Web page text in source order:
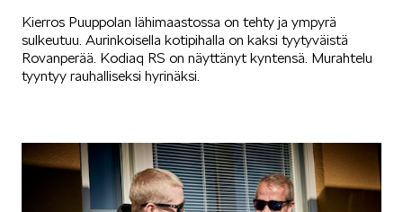
Kierros Puuppolan lähimaastossa on tehty ja ympyrä
sulkeutuu. Aurinkoisella kotipihalla on kaksi tyytyväistä
Rovanperää. Kodiaq RS on näyttänyt kyntensä. Murahtelu
tyyntyy rauhalliseksi hyrinäksi.